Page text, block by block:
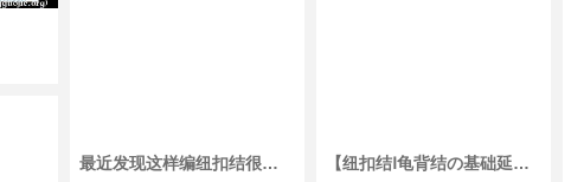
最近发现这样编纽扣结很简单 【纽扣结Ⅰ龟背结の基础延伸系列】